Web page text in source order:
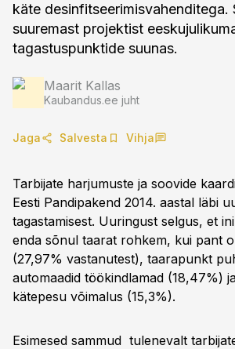
käte desinfitseerimisvahenditega.
suuremast projektist
tagastuspunktide suunas.
Maarit Kallas
Kaubandus.ee juht
Jaga Salvesta Vihja
Tarbijate harjumuste ja soovide
Eesti Pandipakend 2014. aastal läbi
tagastamisest. Uuringust selgus, et
enda sõnul taarat rohkem, kui pant
(27,97% vastanutest), taarapunkt
automaadid töökindlamad (18,47%)
kätepesu võimalus (15,3%).
Esimesed sammud tulenevalt